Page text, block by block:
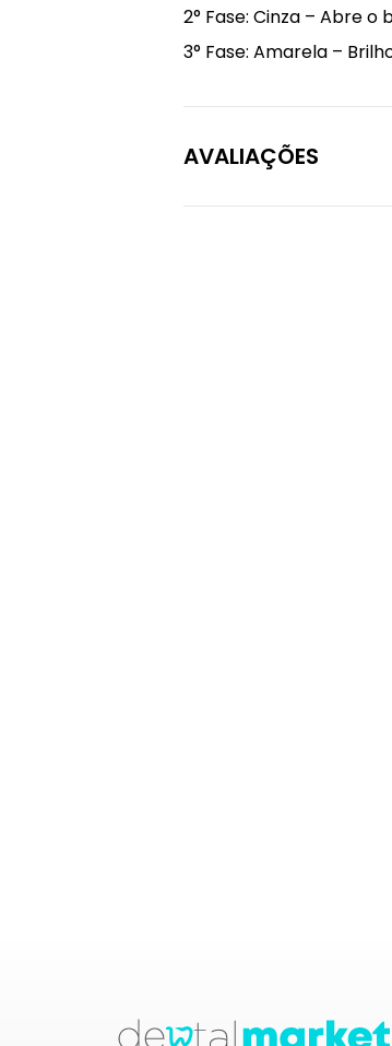
2° Fase: Cinza – Abre o
3° Fase: Amarela –
AVALIAÇÕES